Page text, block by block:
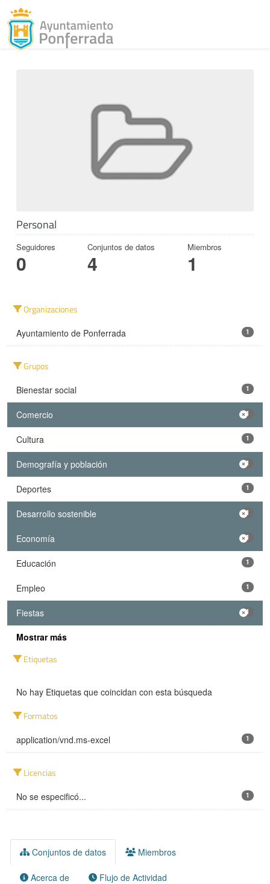
Personal
Seguidores
0
Conjuntos de datos
4
Miembros
1
Organizaciones
Ayuntamiento de Ponferrada 1
Grupos
Bienestar social 1
Comercio 1
Cultura 1
Demografía y población 1
Deportes 1
Desarrollo sostenible 1
Economía 1
Educación 1
Empleo 1
Fiestas 1
Mostrar más
Etiquetas
No hay Etiquetas que coincidan con esta búsqueda
Formatos
application/vnd.ms-excel 1
Licencias
No se especificó... 1
Conjuntos de datos Miembros
Acerca de Flujo de Actividad